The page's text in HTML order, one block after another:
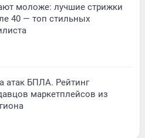
моложе: лучшие стрижки
40 — топ стильных
атак БПЛА. Рейтинг
маркетплейсов из